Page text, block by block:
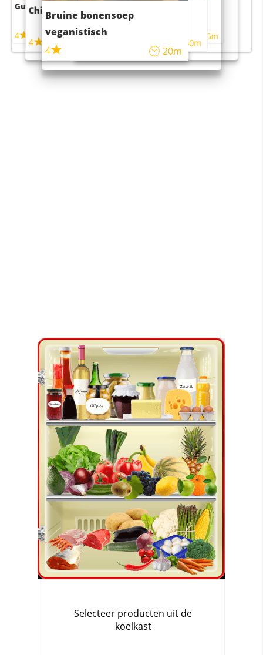
Guacamole
4
Chili con carne
4 45m
Bruine bonensoep
veganistisch
4
20m
Sushi rijstsalade
maaltijdsalade
40m
4 55m